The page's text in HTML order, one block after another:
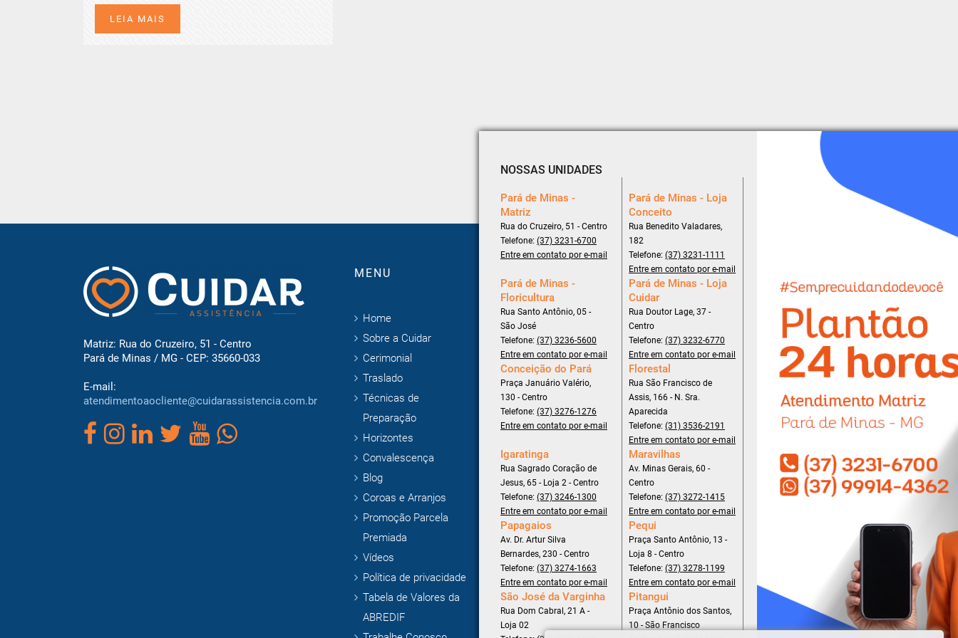
LEIA MAIS
Matriz: Rua do Cruzeiro, 51 - Centro
Pará de Minas / MG - CEP: 35660-033
E-mail:
atendimentoaocliente@cuidarassistencia.com.br
MENU
Home
Sobre a Cuidar
Cerimonial
Traslado
Técnicas de
Preparação
Horizontes
Convalescença
Blog
Coroas e Arranjos
Promoção Parcela
Premiada
Vídeos
Política de privacidade
Tabela de Valores da
ABREDIF
NOSSAS UNIDADES
Pará de Minas -
Matriz
Rua do Cruzeiro, 51 - Centro
Telefone: (37) 3231-6700
Entre em contato por e-mail
Pará de Minas - Loja
Conceito
Rua Benedito Valadares,
182
Telefone: (37) 3231-1111
Entre em contato por e-mail
Pará de Minas -
Floricultura
Rua Santo Antônio, 05 -
São José
Telefone: (37) 3236-5600
Entre em contato por e-mail
Pará de Minas - Loja
Cuidar
Rua Doutor Lage, 37 -
Centro
Telefone: (37) 3232-6770
Entre em contato por e-mail
Conceição do Pará
Praça Januário Valério,
130 - Centro
Telefone: (37) 3276-1276
Entre em contato por e-mail
Florestal
Rua São Francisco de
Assis, 166 - N. Sra.
Aparecida
Telefone: (31) 3536-2191
Entre em contato por e-mail
Igaratinga
Rua Sagrado Coração de
Jesus, 65 - Loja 2 - Centro
Telefone: (37) 3246-1300
Entre em contato por e-mail
Maravilhas
Av. Minas Gerais, 60 -
Centro
Telefone: (37) 3272-1415
Entre em contato por e-mail
Papagaios
Av. Dr. Artur Silva
Bernardes, 230 - Centro
Telefone: (37) 3274-1663
Entre em contato por e-mail
Pequi
Praça Santo Antônio, 13 -
Loja 8 - Centro
Telefone: (37) 3278-1199
Entre em contato por e-mail
São José da Varginha
Rua Dom Cabral, 21 A -
Loja 02
Pitangui
Praça Antônio dos Santos,
10 - São Francisco